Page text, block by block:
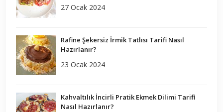
27 Ocak 2024
Rafine Şekersiz İrmik Tatlısı Tarifi Nasıl
Hazırlanır?
23 Ocak 2024
Kahvaltılık İncirli Pratik Ekmek Dilimi Tarifi
Nasıl Hazırlanır?